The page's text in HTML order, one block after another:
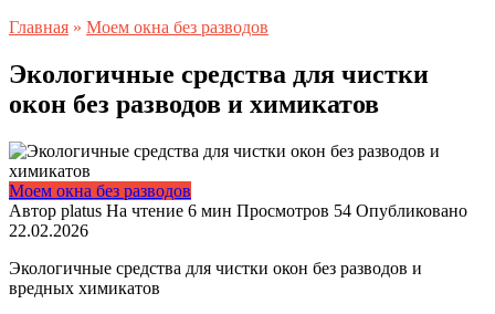
Главная » Моем окна без разводов
Экологичные средства для чистки
окон без разводов и химикатов
Моем окна без разводов
Автор platus На чтение 6 мин Просмотров 54 Опубликовано
22.02.2026
Экологичные средства для чистки окон без разводов и
вредных химикатов